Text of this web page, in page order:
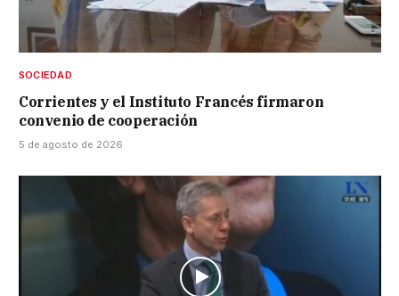
SOCIEDAD
Corrientes y el Instituto Francés firmaron
convenio de cooperación
5 de agosto de 2026